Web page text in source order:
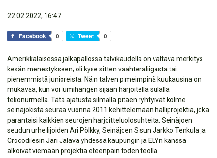
22.02.2022, 16:47
Facebook 0 Tweet 0
Amerikkalaisessa jalkapallossa talvikaudella on valtava merkitys
kesän menestykseen, oli kyse sitten vaahteraliigasta tai
pienemmistä junioreista. Näin talven pimeimpinä kuukausina on
mukavaa, kun voi lumihangen sijaan harjoitella sulalla
tekonurmella. Tätä ajatusta silmällä pitäen ryhtyivät kolme
seinäjokista seuraa vuonna 2011 kehittelemään halliprojektia, joka
parantaisi kaikkien seurojen harjoitteluolosuhteita. Seinäjoen
seudun urheilijoiden Ari Pölkky, Seinäjoen Sisun Jarkko Tenkula ja
Crocodilesin Jari Jalava yhdessä kaupungin ja ELYn kanssa
alkoivat viemään projektia eteenpäin toden teolla.